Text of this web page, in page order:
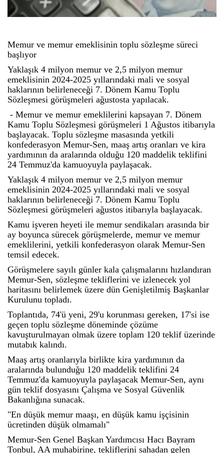
Memur ve memur emeklisinin toplu sözleşme süreci
başlıyor
Yaklaşık 4 milyon memur ve 2,5 milyon memur
emeklisinin 2024-2025 yıllarındaki mali ve sosyal
haklarının belirleneceği 7. Dönem Kamu Toplu
Sözleşmesi görüşmeleri ağustosta yapılacak.
- Memur ve memur emeklilerini kapsayan 7. Dönem
Kamu Toplu Sözleşmesi görüşmeleri 1 Ağustos itibarıyla
başlayacak. Toplu sözleşme masasında yetkili
konfederasyon Memur-Sen, maaş artış oranları ve kira
yardımının da aralarında olduğu 120 maddelik teklifini
24 Temmuz'da kamuoyuyla paylaşacak.
Yaklaşık 4 milyon memur ve 2,5 milyon memur
emeklisinin 2024-2025 yıllarındaki mali ve sosyal
haklarının belirleneceği 7. Dönem Kamu Toplu
Sözleşmesi görüşmeleri ağustos itibarıyla başlayacak.
Kamu işveren heyeti ile memur sendikaları arasında bir
ay boyunca sürecek görüşmelerde, memur ve memur
emeklilerini, yetkili konfederasyon olarak Memur-Sen
temsil edecek.
Görüşmelere sayılı günler kala çalışmalarını hızlandıran
Memur-Sen, sözleşme tekliflerini ve izlenecek yol
haritasını belirlemek üzere dün Genişletilmiş Başkanlar
Kurulunu topladı.
Toplantıda, 74'ü yeni, 29'u korunması gereken, 17'si ise
geçen toplu sözleşme döneminde çözüme
kavuşturulmayan olmak üzere toplam 120 teklif üzerinde
mutabık kalındı.
Maaş artış oranlarıyla birlikte kira yardımının da
aralarında bulunduğu 120 maddelik teklifini 24
Temmuz'da kamuoyuyla paylaşacak Memur-Sen, aynı
gün teklif dosyasını Çalışma ve Sosyal Güvenlik
Bakanlığına sunacak.
"En düşük memur maaşı, en düşük kamu işçisinin
ücretinden düşük olmamalı"
Memur-Sen Genel Başkan Yardımcısı Hacı Bayram
Tonbul, AA muhabirine, tekliflerini sahadan gelen